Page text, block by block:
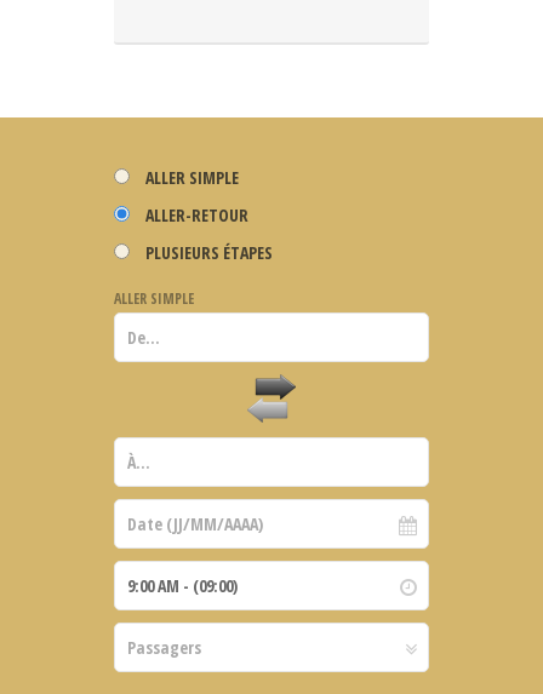
ALLER SIMPLE
ALLER-RETOUR
PLUSIEURS ÉTAPES
ALLER SIMPLE